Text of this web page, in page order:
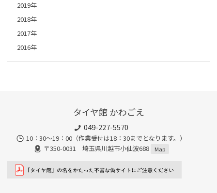
2019年
2018年
2017年
2016年
タイヤ館 かわごえ
049-227-5570
10：30～19：00（作業受付は18：30までとなります。）
〒350-0031 埼玉県川越市小仙波688
Map